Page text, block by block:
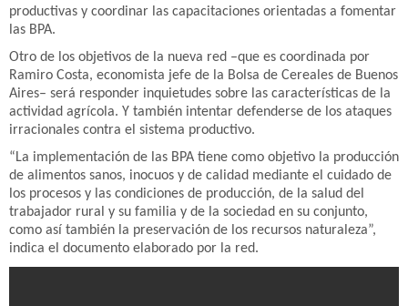
productivas y coordinar las capacitaciones orientadas a fomentar
las BPA.
Otro de los objetivos de la nueva red –que es coordinada por
Ramiro Costa, economista jefe de la Bolsa de Cereales de Buenos
Aires– será responder inquietudes sobre las características de la
actividad agrícola. Y también intentar defenderse de los ataques
irracionales contra el sistema productivo.
“La implementación de las BPA tiene como objetivo la producción
de alimentos sanos, inocuos y de calidad mediante el cuidado de
los procesos y las condiciones de producción, de la salud del
trabajador rural y su familia y de la sociedad en su conjunto,
como así también la preservación de los recursos naturaleza”,
indica el documento elaborado por la red.